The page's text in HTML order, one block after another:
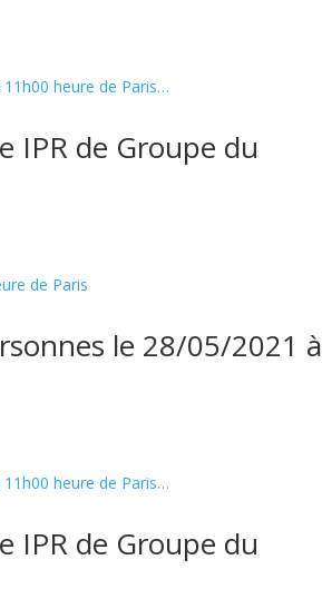
IPR de Groupe du
le 28/05/2021 à
IPR de Groupe du